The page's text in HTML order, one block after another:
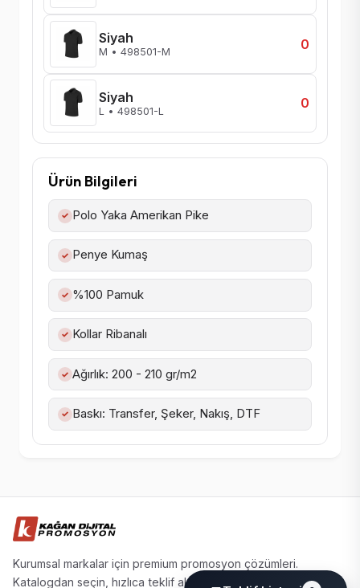
Siyah
M • 498501-M 0
Siyah
L • 498501-L 0
Ürün Bilgileri
✓ Polo Yaka Amerikan Pike
✓ Penye Kumaş
✓ %100 Pamuk
✓ Kollar Ribanalı
✓ Ağırlık: 200 - 210 gr/m2
✓ Baskı: Transfer, Şeker, Nakış, DTF
Kurumsal markalar için premium promosyon çözümleri.
Katalogdan seçin, hızlıca teklif alın.